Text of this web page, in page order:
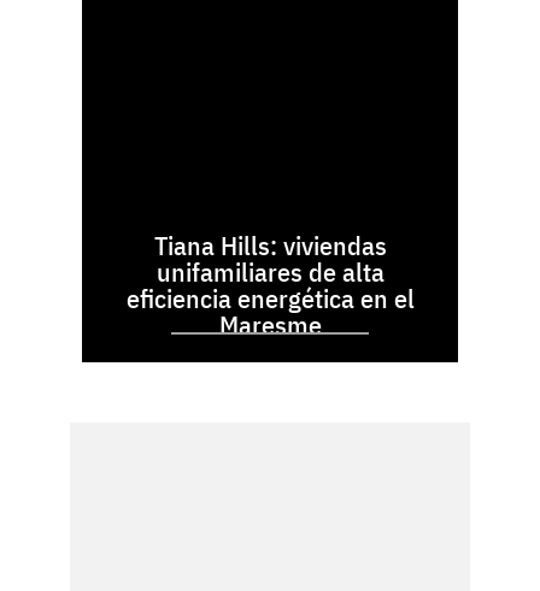
Tiana Hills: viviendas
unifamiliares de alta
eficiencia energética en el
Maresme